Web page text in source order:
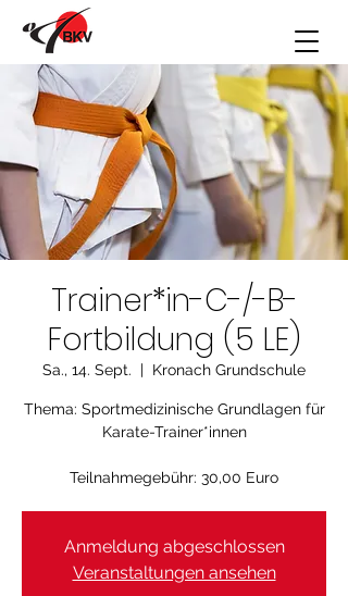
Trainer*in-C-/-B-
Fortbildung (5 LE)
Sa., 14. Sept.
  |
Kronach Grundschule
Thema: Sportmedizinische Grundlagen für
Karate-Trainer*innen
Teilnahmegebühr: 30,00 Euro
Anmeldung abgeschlossen
Veranstaltungen ansehen